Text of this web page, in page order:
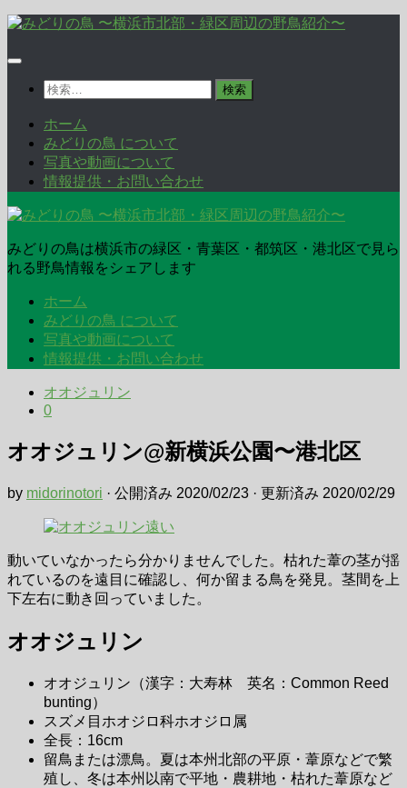
コ
テ
プ
検
ホーム
みどりの鳥 について
写真や動画について
情報提供・お問い合わせ
みどりの鳥は横浜市の緑区・青葉区・都筑区・港北区で見ら
れる野鳥情報をシェアします
ホーム
みどりの鳥 について
写真や動画について
情報提供・お問い合わせ
オオジュリン
0
オオジュリン@新横浜公園〜港北区
by midorinotori · 公開済み 2020/02/23 · 更新済み 2020/02/29
動いていなかったら分かりませんでした。枯れた葦の茎が揺
れているのを遠目に確認し、何か留まる鳥を発見。茎間を上
下左右に動き回っていました。
オオジュリン
オオジュリン（漢字：大寿林 英名：Common Reed
bunting）
スズメ目ホオジロ科ホオジロ属
全長：16cm
留鳥または漂鳥。夏は本州北部の平原・葦原などで繁
殖し、冬は本州以南で平地・農耕地・枯れた葦原など